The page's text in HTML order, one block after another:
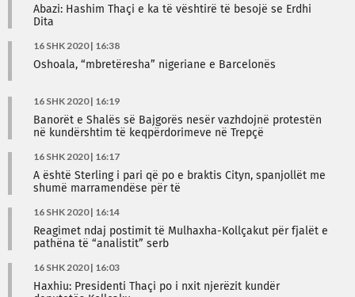
Abazi: Hashim Thaçi e ka të vështirë të besojë se Erdhi
Dita
16 SHK 2020 | 16:38
Oshoala, “mbretëresha” nigeriane e Barcelonës
16 SHK 2020 | 16:19
Banorët e Shalës së Bajgorës nesër vazhdojnë protestën
në kundërshtim të keqpërdorimeve në Trepçë
16 SHK 2020 | 16:17
A është Sterling i pari që po e braktis Cityn, spanjollët me
shumë marramendëse për të
16 SHK 2020 | 16:14
Reagimet ndaj postimit të Mulhaxha-Kollçakut për fjalët e
pathëna të “analistit” serb
16 SHK 2020 | 16:03
Haxhiu: Presidenti Thaçi po i nxit njerëzit kundër